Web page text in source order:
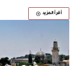
أقرأ المزيد